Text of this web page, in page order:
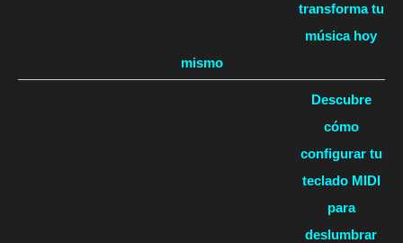
transforma tu
música hoy
mismo
Descubre
cómo
configurar tu
teclado MIDI
para
deslumbrar